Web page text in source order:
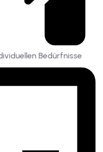
Bedürfnisse